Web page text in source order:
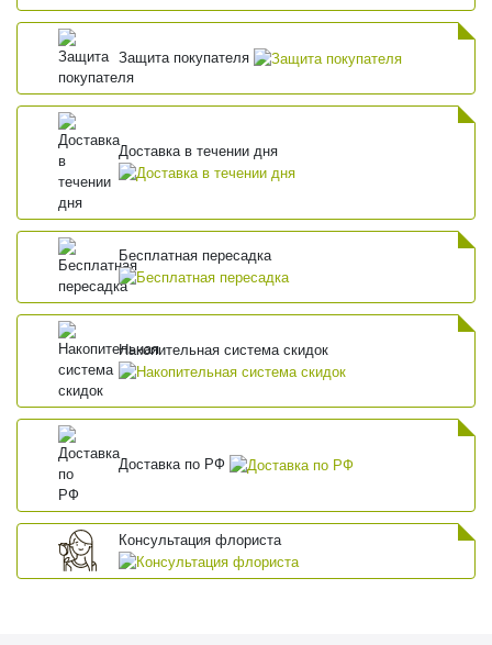
Защита покупателя
Доставка в течении дня
Бесплатная пересадка
Накопительная система скидок
Доставка по РФ
Консультация флориста